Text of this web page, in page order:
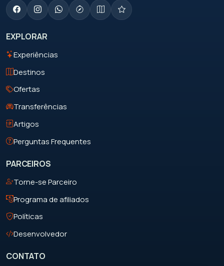
EXPLORAR
Experiências
Destinos
Ofertas
Transferências
Artigos
Perguntas Frequentes
PARCEIROS
Torne-se Parceiro
Programa de afiliados
Políticas
Desenvolvedor
CONTATO